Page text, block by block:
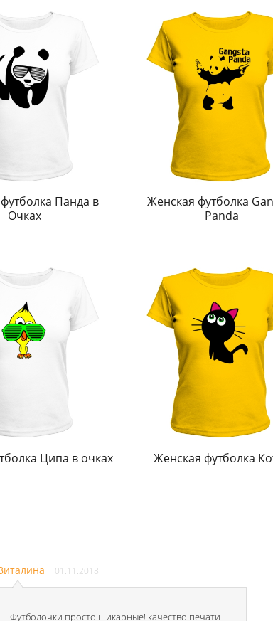
Панда в
Очках
Женская футболка
Panda
Ципа в очках Женская футболка
01.11.2018
Футболочки просто шикарные! качество печати